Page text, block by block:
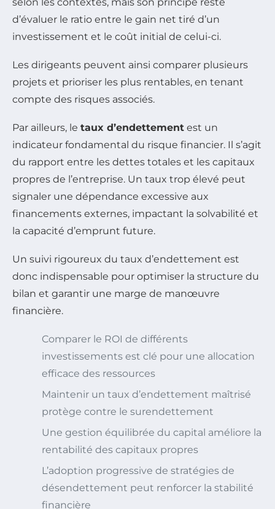
selon les contextes, mais son principe reste
d’évaluer le ratio entre le gain net tiré d’un
investissement et le coût initial de celui-ci.
Les dirigeants peuvent ainsi comparer plusieurs
projets et prioriser les plus rentables, en tenant
compte des risques associés.
Par ailleurs, le taux d’endettement est un
indicateur fondamental du risque financier. Il s’agit
du rapport entre les dettes totales et les capitaux
propres de l’entreprise. Un taux trop élevé peut
signaler une dépendance excessive aux
financements externes, impactant la solvabilité et
la capacité d’emprunt future.
Un suivi rigoureux du taux d’endettement est
donc indispensable pour optimiser la structure du
bilan et garantir une marge de manœuvre
financière.
Comparer le ROI de différents
investissements est clé pour une allocation
efficace des ressources
Maintenir un taux d’endettement maîtrisé
protège contre le surendettement
Une gestion équilibrée du capital améliore la
rentabilité des capitaux propres
L’adoption progressive de stratégies de
désendettement peut renforcer la stabilité
financière